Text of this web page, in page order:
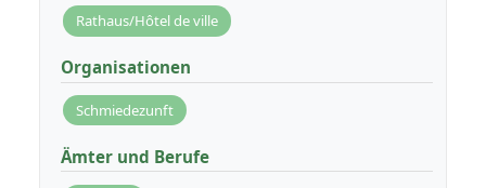
Rathaus/Hôtel de ville
Organisationen
Schmiedezunft
Ämter und Berufe